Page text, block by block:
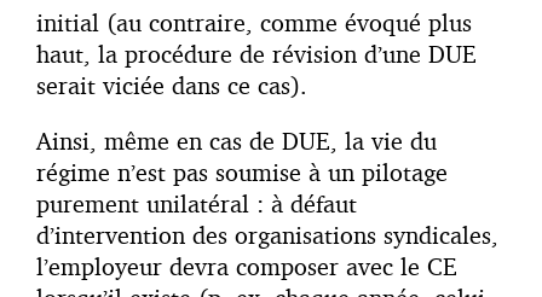
initial (au contraire, comme évoqué plus
haut, la procédure de révision d’une DUE
serait viciée dans ce cas).
Ainsi, même en cas de DUE, la vie du
régime n’est pas soumise à un pilotage
purement unilatéral : à défaut
d’intervention des organisations syndicales,
l’employeur devra composer avec le CE